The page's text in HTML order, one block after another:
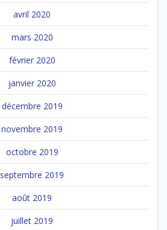
avril 2020
mars 2020
février 2020
janvier 2020
décembre 2019
novembre 2019
octobre 2019
septembre 2019
août 2019
juillet 2019